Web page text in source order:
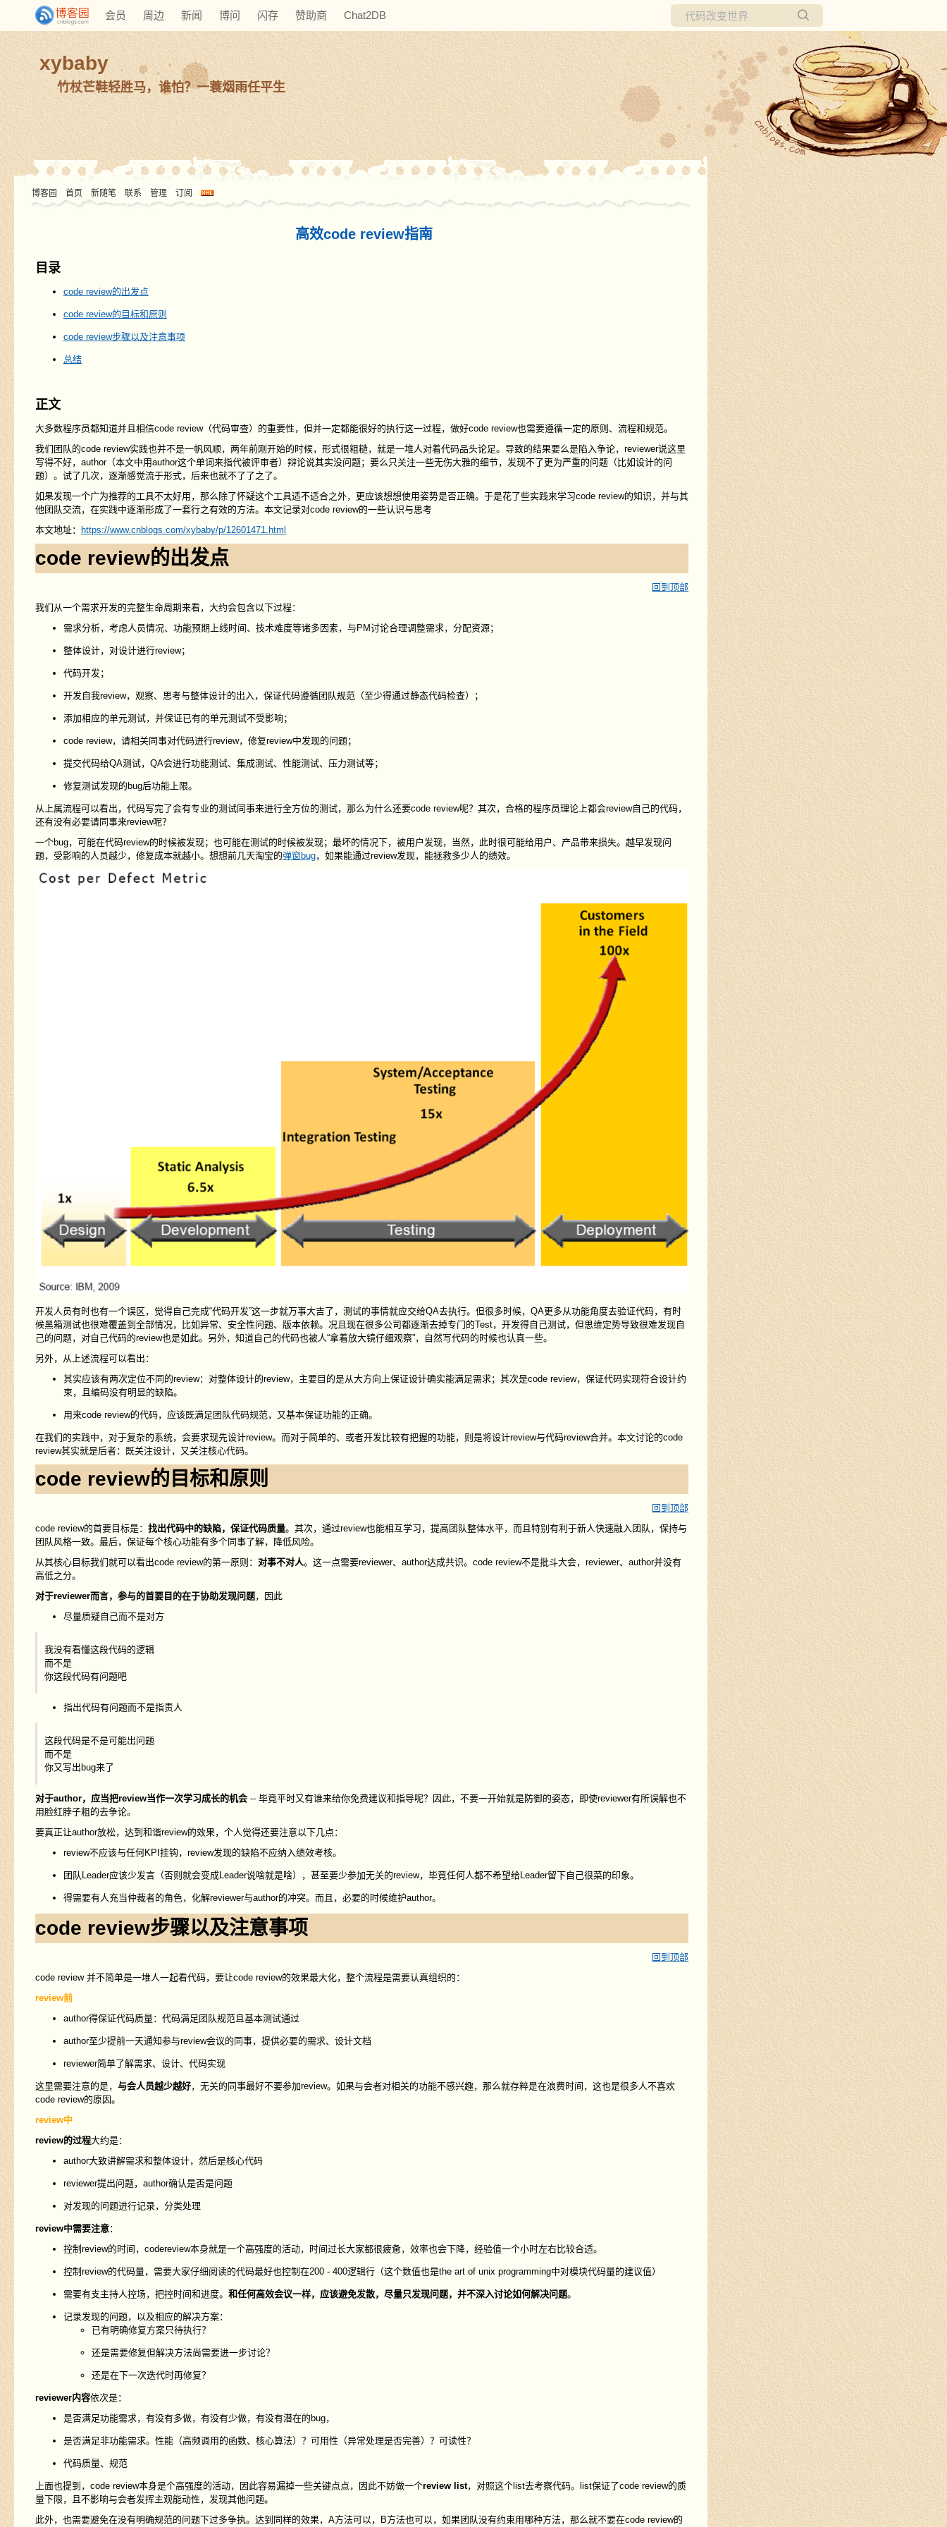
会员 周边 新闻 博问 闪存 赞助商 Chat2DB
所有博客
当前博客
xybaby
竹杖芒鞋轻胜马，谁怕？一蓑烟雨任平生
博客园 首页 新随笔 联系 管理 订阅
高效code review指南
目录
code review的出发点
code review的目标和原则
code review步骤以及注意事项
总结
正文
大多数程序员都知道并且相信code review（代码审查）的重要性，但并一定都能很好的执行这一过程，做好code review也需要遵循一定的原则、流程和规范。
我们团队的code review实践也并不是一帆风顺，两年前刚开始的时候，形式很粗糙，就是一堆人对着代码品头论足。导致的结果要么是陷入争论，reviewer说这里
写得不好，author（本文中用author这个单词来指代被评审者）辩论说其实没问题；要么只关注一些无伤大雅的细节，发现不了更为严重的问题（比如设计的问
题）。试了几次，逐渐感觉流于形式，后来也就不了了之了。
如果发现一个广为推荐的工具不太好用，那么除了怀疑这个工具适不适合之外，更应该想想使用姿势是否正确。于是花了些实践来学习code review的知识，并与其
他团队交流，在实践中逐渐形成了一套行之有效的方法。本文记录对code review的一些认识与思考
本文地址：
https://www.cnblogs.com/xybaby/p/12601471.html
code review的出发点
回到顶部
我们从一个需求开发的完整生命周期来看，大约会包含以下过程：
需求分析，考虑人员情况、功能预期上线时间、技术难度等诸多因素，与PM讨论合理调整需求，分配资源；
整体设计，对设计进行review；
代码开发；
开发自我review，观察、思考与整体设计的出入，保证代码遵循团队规范（至少得通过静态代码检查）；
添加相应的单元测试，并保证已有的单元测试不受影响；
code review，请相关同事对代码进行review，修复review中发现的问题；
提交代码给QA测试，QA会进行功能测试、集成测试、性能测试、压力测试等；
修复测试发现的bug后功能上限。
从上属流程可以看出，代码写完了会有专业的测试同事来进行全方位的测试，那么为什么还要code review呢？其次，合格的程序员理论上都会review自己的代码，
还有没有必要请同事来review呢？
一个bug，可能在代码review的时候被发现；也可能在测试的时候被发现；最坏的情况下，被用户发现，当然，此时很可能给用户、产品带来损失。越早发现问
题，受影响的人员越少，修复成本就越小。想想前几天淘宝的弹窗bug，如果能通过review发现，能拯救多少人的绩效。
开发人员有时也有一个误区，觉得自己完成“代码开发”这一步就万事大吉了，测试的事情就应交给QA去执行。但很多时候，QA更多从功能角度去验证代码，有时
候黑箱测试也很难覆盖到全部情况，比如异常、安全性问题、版本依赖。况且现在很多公司都逐渐去掉专门的Test，开发得自己测试，但思维定势导致很难发现自
己的问题，对自己代码的review也是如此。另外，知道自己的代码也被人“拿着放大镜仔细观察”，自然写代码的时候也认真一些。
另外，从上述流程可以看出：
其实应该有两次定位不同的review：对整体设计的review，主要目的是从大方向上保证设计确实能满足需求；其次是code review，保证代码实现符合设计约
束，且编码没有明显的缺陷。
用来code review的代码，应该既满足团队代码规范，又基本保证功能的正确。
在我们的实践中，对于复杂的系统，会要求现先设计review。而对于简单的、或者开发比较有把握的功能，则是将设计review与代码review合并。本文讨论的code
review其实就是后者：既关注设计，又关注核心代码。
code review的目标和原则
回到顶部
code review的首要目标是： 找出代码中的缺陷，保证代码质量。其次，通过review也能相互学习，提高团队整体水平，而且特别有利于新人快速融入团队，保持与
团队风格一致。最后，保证每个核心功能有多个同事了解，降低风险。
从其核心目标我们就可以看出code review的第一原则： 对事不对人。这一点需要reviewer、author达成共识。code review不是批斗大会，reviewer、author并没有
高低之分。
对于reviewer而言，参与的首要目的在于协助发现问题，因此
尽量质疑自己而不是对方
我没有看懂这段代码的逻辑
而不是
你这段代码有问题吧
指出代码有问题而不是指责人
这段代码是不是可能出问题
而不是
你又写出bug来了
对于author，应当把review当作一次学习成长的机会-- 毕竟平时又有谁来给你免费建议和指导呢？因此，不要一开始就是防御的姿态，即使reviewer有所误解也不
用脸红脖子粗的去争论。
要真正让author放松，达到和谐review的效果，个人觉得还要注意以下几点：
review不应该与任何KPI挂钩，review发现的缺陷不应纳入绩效考核。
团队Leader应该少发言（否则就会变成Leader说啥就是啥），甚至要少参加无关的review，毕竟任何人都不希望给Leader留下自己很菜的印象。
得需要有人充当仲裁者的角色，化解reviewer与author的冲突。而且，必要的时候维护author。
code review步骤以及注意事项
回到顶部
code review 并不简单是一堆人一起看代码，要让code review的效果最大化，整个流程是需要认真组织的：
review前
author得保证代码质量：代码满足团队规范且基本测试通过
author至少提前一天通知参与review会议的同事，提供必要的需求、设计文档
reviewer简单了解需求、设计、代码实现
这里需要注意的是， 与会人员越少越好，无关的同事最好不要参加review。如果与会者对相关的功能不感兴趣，那么就存粹是在浪费时间，这也是很多人不喜欢
code review的原因。
review中
review的过程大约是：
author大致讲解需求和整体设计，然后是核心代码
reviewer提出问题，author确认是否是问题
对发现的问题进行记录，分类处理
review中需要注意：
控制review的时间，codereview本身就是一个高强度的活动，时间过长大家都很疲惫，效率也会下降，经验值一个小时左右比较合适。
控制review的代码量，需要大家仔细阅读的代码最好也控制在200 - 400逻辑行（这个数值也是the art of unix programming中对模块代码量的建议值）
需要有支主持人控场，把控时间和进度。 和任何高效会议一样，应该避免发散，尽量只发现问题，并不深入讨论如何解决问题。
记录发现的问题，以及相应的解决方案：
已有明确修复方案只待执行？
还是需要修复但解决方法尚需要进一步讨论？
还是在下一次迭代时再修复？
reviewer内容依次是：
是否满足功能需求，有没有多做，有没有少做，有没有潜在的bug，
是否满足非功能需求。性能（高频调用的函数、核心算法）？可用性（异常处理是否完善）？可读性？
代码质量、规范
上面也提到，code review本身是个高强度的活动，因此容易漏掉一些关键点点，因此不妨做一个review list，对照这个list去考察代码。list保证了code review的质
量下限，且不影响与会者发挥主观能动性，发现其他问题。
此外，也需要避免在没有明确规范的问题下过多争执。达到同样的效果，A方法可以，B方法也可以，如果团队没有约束用哪种方法，那么就不要在code review的